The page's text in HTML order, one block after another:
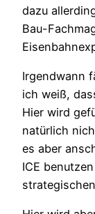
dazu
Bau-
Irgendwann
ich weiß,
Hier wird
natürlich
es aber
ICE